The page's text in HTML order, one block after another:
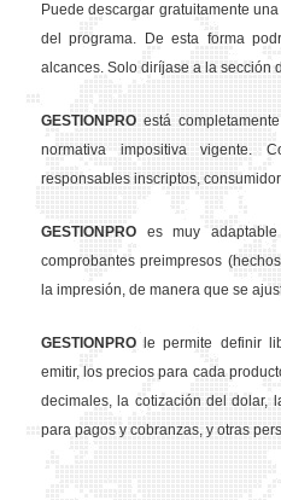
Puede descargar gratuitamente
del programa. De esta forma
alcances. Solo diríjase a la sección
GESTION PRO está
normativa impositiva vigente.
responsables inscriptos,
GESTION PRO es muy
comprobantes preimpresos
la impresión, de manera que se
GESTION PRO le permite definir
emitir, los precios para cada
decimales, la cotización del dolar,
para pagos y cobranzas, y otras